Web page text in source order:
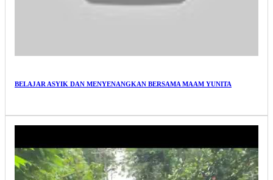
BELAJAR ASYIK DAN MENYENANGKAN BERSAMA MAAM YUNITA